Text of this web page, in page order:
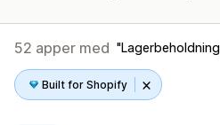
52 apper med Lagerbeholdning
Built for Shopify